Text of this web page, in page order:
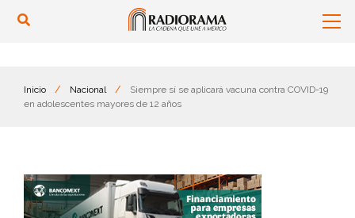
Inicio / Nacional /
Siempre sí se aplicará vacuna contra COVID-19
en adolescentes mayores de 12 años